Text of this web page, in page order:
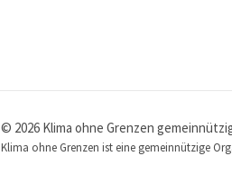
© 2026 Klima ohne Grenzen
Klima ohne Grenzen ist eine gemeinnützige